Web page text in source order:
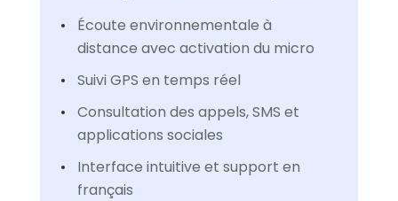
Écoute environnementale à
distance avec activation du micro
Suivi GPS en temps réel
Consultation des appels, SMS et
applications sociales
Interface intuitive et support en
français